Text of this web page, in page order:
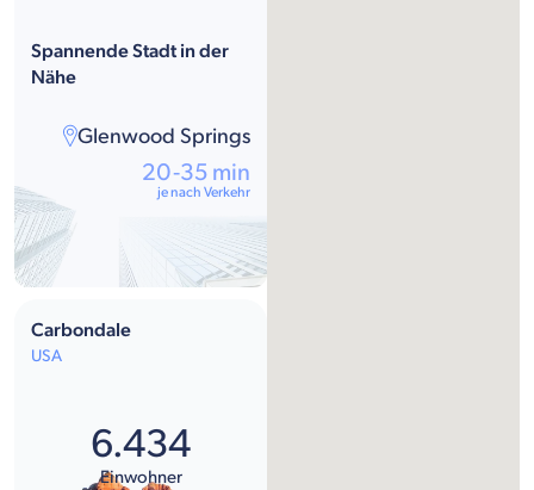
Spannende Stadt in der
Nähe
Glenwood Springs
20-35 min
je nach Verkehr
Carbondale
USA
6.434
Einwohner